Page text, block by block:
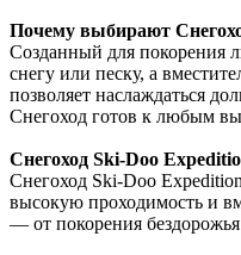
Почему выбирают
Созданный для покорения
снегу или песку, а
позволяет наслаждаться
Снегоход готов к любым
Снегоход Ski-Doo
Снегоход Ski-Doo
высокую проходимость и
— от покорения